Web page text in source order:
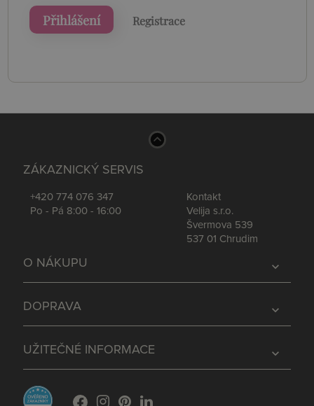
Přihlášení Registrace
ZÁKAZNICKÝ SERVIS
+420 774 076 347
Po - Pá 8:00 - 16:00
Kontakt
Velija s.r.o.
Švermova 539
537 01 Chrudim
expand_more
O NÁKUPU
expand_more
DOPRAVA
expand_more
UŽITEČNÉ INFORMACE